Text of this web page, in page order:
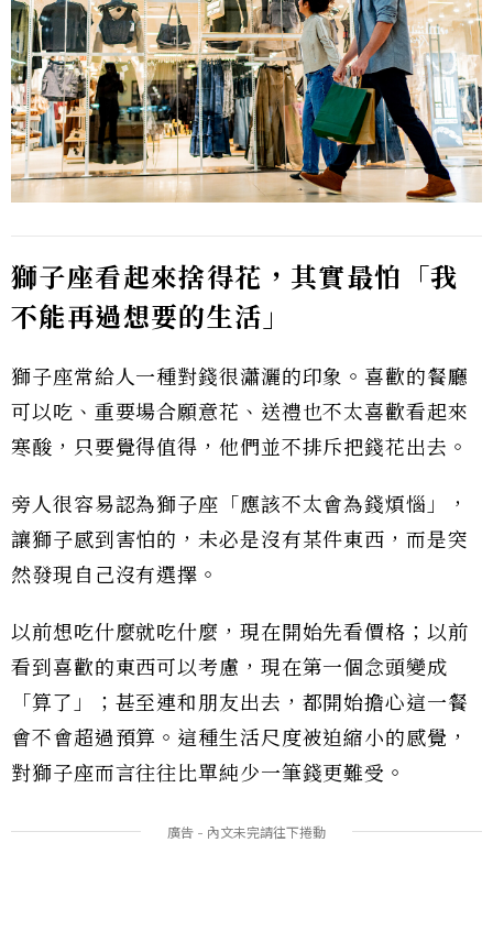
獅子座看起來捨得花，其實最怕「我
不能再過想要的生活」
獅子座常給人一種對錢很瀟灑的印象。喜歡的餐廳
可以吃、重要場合願意花、送禮也不太喜歡看起來
寒酸，只要覺得值得，他們並不排斥把錢花出去。
旁人很容易認為獅子座「應該不太會為錢煩惱」，
讓獅子感到害怕的，未必是沒有某件東西，而是突
然發現自己沒有選擇。
以前想吃什麼就吃什麼，現在開始先看價格；以前
看到喜歡的東西可以考慮，現在第一個念頭變成
「算了」；甚至連和朋友出去，都開始擔心這一餐
會不會超過預算。這種生活尺度被迫縮小的感覺，
對獅子座而言往往比單純少一筆錢更難受。